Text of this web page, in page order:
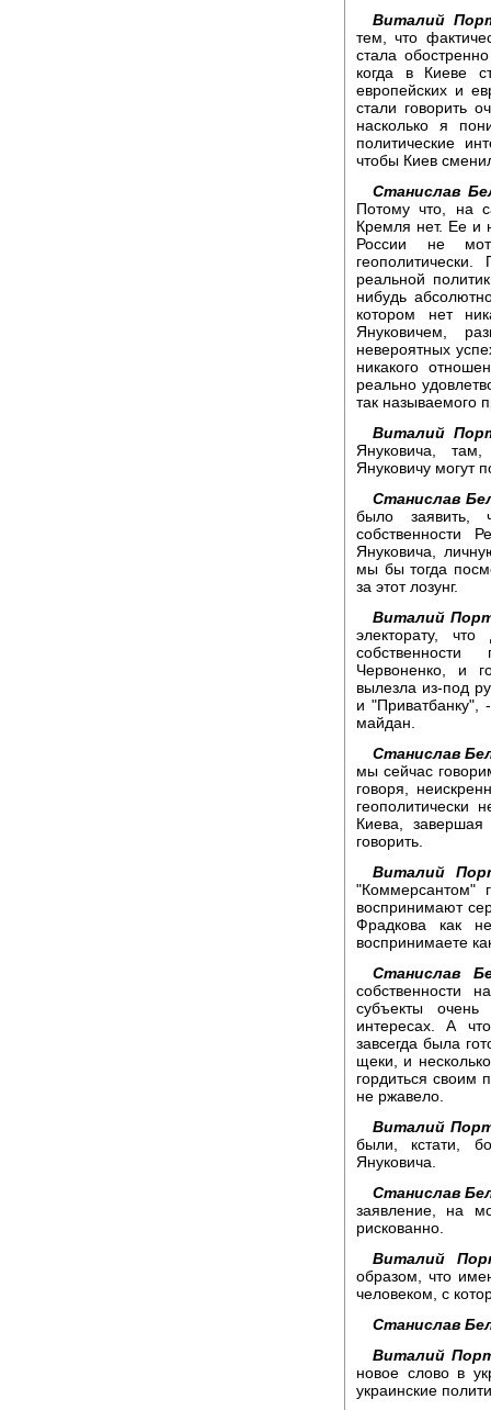
Виталий
тем, что
стала
когда в Киеве
европейских и
стали говорить
насколько я
политические
чтобы Киев
Станислав
Потому что, на
Кремля нет. Ее и
России не
реальной
нибудь
котором нет
Януковичем,
невероятных
никакого
реально
так называемого
Виталий
Януковича,
Януковичу могут
Станислав
было заявить,
собственности
Януковича,
мы бы тогда
за этот лозунг.
Виталий
электорату,
Червоненко, и
вылезла из-под
и
майдан.
Станислав
мы сейчас
говоря,
геополитически
Киева,
говорить.
Виталий
"Коммерсантом"
воспринимают
Фрадкова как
воспринимаете
Станислав
собственности
субъекты
интересах. А
завсегда была
щеки, и
гордиться своим
не ржавело.
Виталий
были, кстати,
Януковича.
Станислав
заявление, на
рискованно.
Виталий
образом, что
человеком, с
Станислав
Виталий
новое слово в
украинские